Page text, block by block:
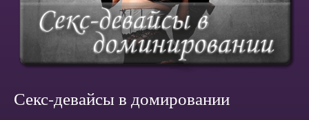
Секс-девайсы в домировании